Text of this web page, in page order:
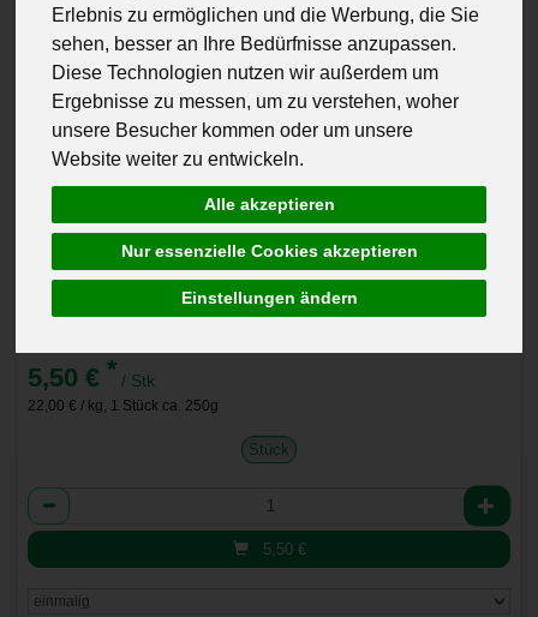
Erlebnis zu ermöglichen und die Werbung, die Sie
sehen, besser an Ihre Bedürfnisse anzupassen.
Diese Technologien nutzen wir außerdem um
Ergebnisse zu messen, um zu verstehen, woher
unsere Besucher kommen oder um unsere
Website weiter zu entwickeln.
Alle akzeptieren
Nur essenzielle Cookies akzeptieren
Einstellungen ändern
5,50 € * / Stk
22,00 € / kg, 1 Stück ca. 250g
Stück
Anzahl
5,50 €